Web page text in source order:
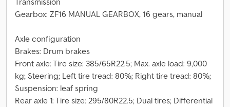
Gearbox: ZF16 MANUAL GEARBOX, 16 gears, manual
Axle configuration
Brakes: Drum brakes
Front axle: Tire size: 385/65R22.5; Max. axle load: 9,000
kg; Steering; Left tire tread: 80%; Right tire tread: 80%;
Suspension: leaf spring
Rear axle 1: Tire size: 295/80R22.5; Dual tires; Differential